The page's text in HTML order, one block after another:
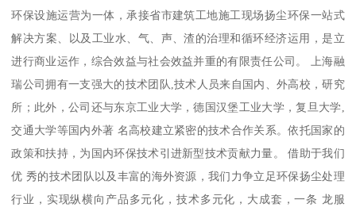
环保设施运营为一体，承接省市建筑工地施工现场扬尘环保一站式
解决方案、以及工业水、气、声、渣的治理和循环经济运用，是立
进行商业运作，综合效益与社会效益并重的有限责任公司。 上海融
瑞公司拥有一支强大的技术团队,技术人员来自国内、外高校，研究
所；此外，公司还与东京工业大学，德国汉堡工业大学，复旦大学,
交通大学等国内外著 名高校建立紧密的技术合作关系。依托国家的
政策和扶持，为国内环保技术引进新型技术贡献力量。 借助于我们
优 秀的技术团队以及丰富的海外资源，我们力争立足环保扬尘处理
行业，实现纵横向产品多元化，技术多元化，大成套，一条 龙服